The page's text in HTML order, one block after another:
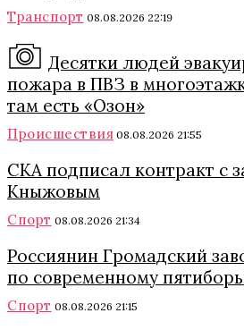
Транспорт 08.08.2026 22:19
Десятки людей
пожара в ПВЗ в
там есть «Озон»
Происшествия 08.08.2026 21:55
СКА подписал контракт с
Кныжовым
Спорт 08.08.2026 21:34
Россиянин Громадский
по современному
Спорт 08.08.2026 21:15